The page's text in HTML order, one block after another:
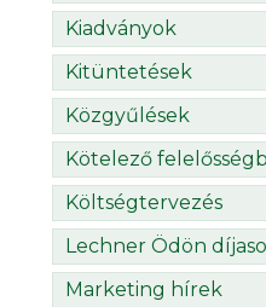
Kiadványok
Kitüntetések
Közgyűlések
Kötelező
Költségtervezés
Lechner Ödön
Marketing hírek